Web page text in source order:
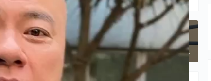
海军直-20舰载型直升机首次公开亮相
下一篇
2024年11月8日 19:26